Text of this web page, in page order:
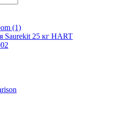
Saurekit 25 кг HART